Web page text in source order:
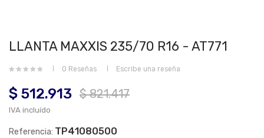
LLANTA MAXXIS 235/70 R16 - AT771
0 Reseñas Escribe una reseña
$ 512.913 $ 821.417
IVA incluído
Referencia: TP41080500